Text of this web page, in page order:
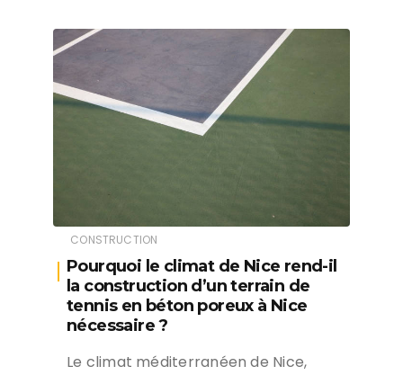
CONSTRUCTION
Pourquoi le climat de Nice rend-il
la construction d’un terrain de
tennis en béton poreux à Nice
nécessaire ?
Le climat méditerranéen de Nice,